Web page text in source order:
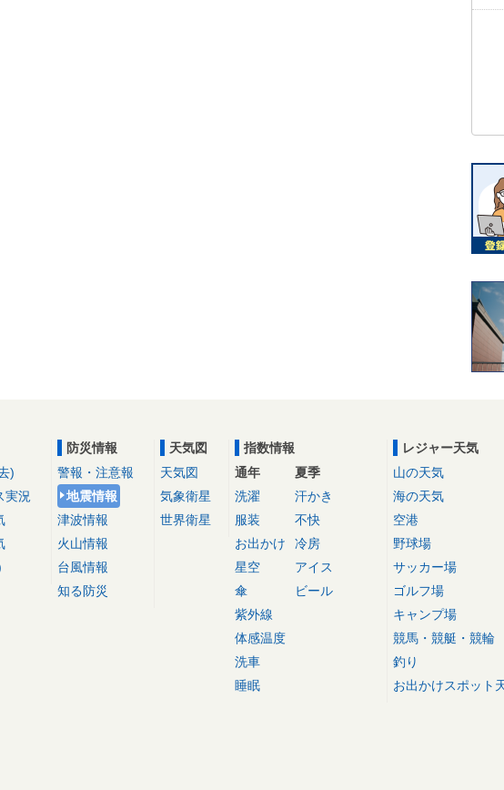
)
実況
防災情報
警報・注意報
地震情報
津波情報
火山情報
台風情報
知る防災
天気図
天気図
気象衛星
世界衛星
指数情報
通年
洗濯
服装
お出かけ
星空
傘
紫外線
体感温度
洗車
睡眠
夏季
汗かき
不快
冷房
アイス
ビール
レジャー天気
山の天気
海の天気
空港
野球場
サッカー場
ゴルフ場
キャンプ場
競馬・競艇・競輪
釣り
お出かけスポット